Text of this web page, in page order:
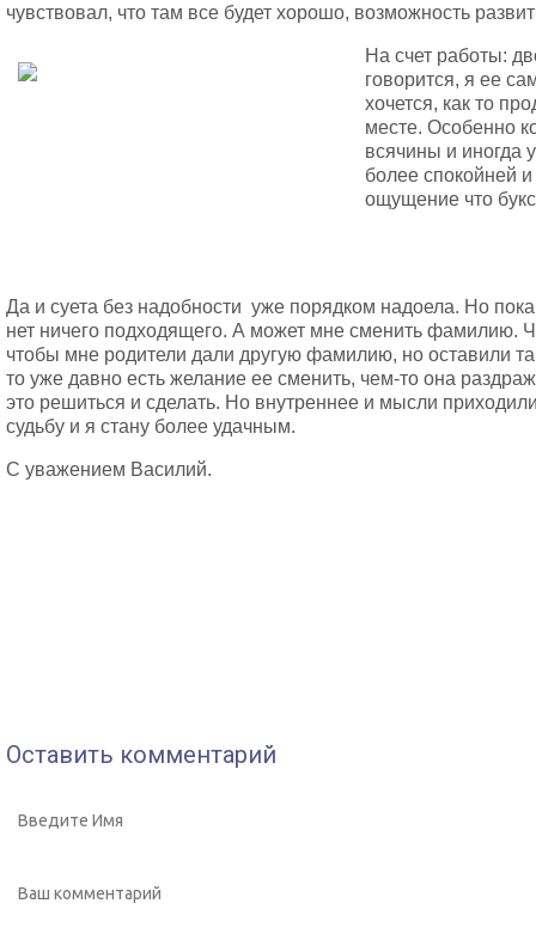
чувствовал, что там все будет хорошо, возможность
На счет работы:
говорится, я ее
хочется, как то
месте. Особенно
всячины и иногда
более спокойней
ощущение что
Да и суета без надобности уже порядком надоела. Но
нет ничего подходящего. А может мне сменить фамилию.
чтобы мне родители дали другую фамилию, но оставили
то уже давно есть желание ее сменить, чем-то она
это решиться и сделать. Но внутреннее и мысли
судьбу и я стану более удачным.
С уважением Василий.
Оставить комментарий